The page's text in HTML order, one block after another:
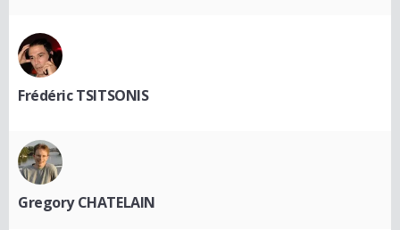
Frédéric TSITSONIS
Gregory CHATELAIN